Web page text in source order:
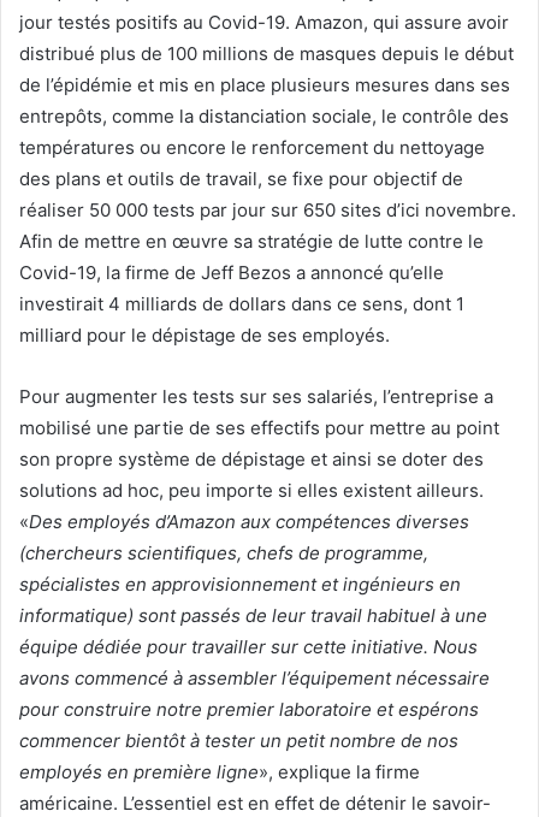
jour testés positifs au Covid-19. Amazon, qui assure avoir
distribué plus de 100 millions de masques depuis le début
de l’épidémie et mis en place plusieurs mesures dans ses
entrepôts, comme la distanciation sociale, le contrôle des
températures ou encore le renforcement du nettoyage
des plans et outils de travail, se fixe pour objectif de
réaliser 50 000 tests par jour sur 650 sites d’ici novembre.
Afin de mettre en œuvre sa stratégie de lutte contre le
Covid-19, la firme de Jeff Bezos a annoncé qu’elle
investirait 4 milliards de dollars dans ce sens, dont 1
milliard pour le dépistage de ses employés.
Pour augmenter les tests sur ses salariés, l’entreprise a
mobilisé une partie de ses effectifs pour mettre au point
son propre système de dépistage et ainsi se doter des
solutions ad hoc, peu importe si elles existent ailleurs.
«Des employés d’Amazon aux compétences diverses
(chercheurs scientifiques, chefs de programme,
spécialistes en approvisionnement et ingénieurs en
informatique) sont passés de leur travail habituel à une
équipe dédiée pour travailler sur cette initiative. Nous
avons commencé à assembler l’équipement nécessaire
pour construire notre premier laboratoire et espérons
commencer bientôt à tester un petit nombre de nos
employés en première ligne», explique la firme
américaine. L’essentiel est en effet de détenir le savoir-